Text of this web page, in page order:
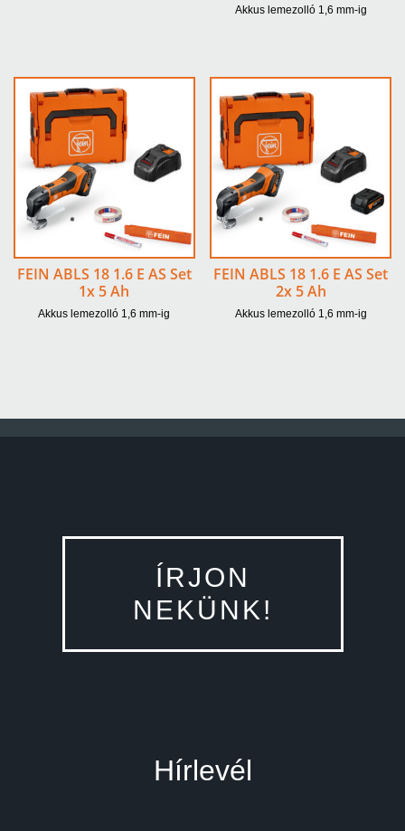
Akkus lemezolló 1,6 mm-ig
FEIN ABLS 18 1.6 E AS Set
1x 5 Ah
Akkus lemezolló 1,6 mm-ig
FEIN ABLS 18 1.6 E AS Set
2x 5 Ah
Akkus lemezolló 1,6 mm-ig
ÍRJON
NEKÜNK!
Hírlevél